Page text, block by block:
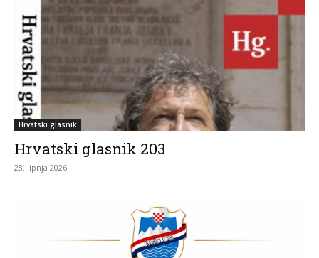
Hrvatski glasnik
Hrvatski glasnik 203
28. lipnja 2026.